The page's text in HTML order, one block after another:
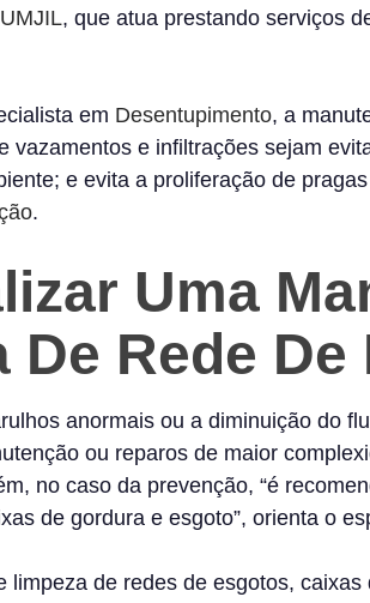
, que atua prestando serviços
em Desentupimento, a
vazamentos e infiltrações sejam
e evita a proliferação de
.
Uma
De Rede De
anormais ou a diminuição do
ou reparos de maior
no caso da prevenção, “é
de gordura e esgoto”, orienta o
limpeza de redes de esgotos,